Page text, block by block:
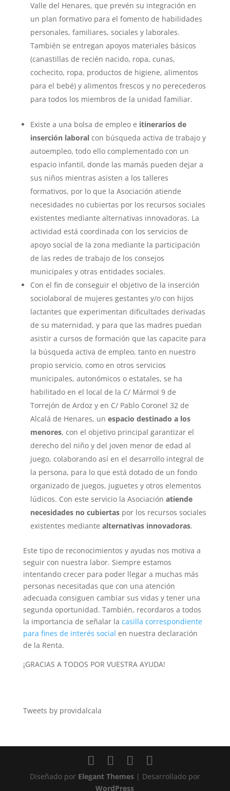
Valle del Henares, que prevén su integración en
un plan formativo para el fomento de habilidades
personales, familiares, sociales y laborales.
También se entregan apoyos materiales básicos
(canastillas de recién nacido, ropa, cunas,
cochecito, ropa, productos de higiene, alimentos
para el bebé) y alimentos frescos y no perecederos
para todos los miembros de la unidad familiar.
Existe a una bolsa de empleo e itinerarios de
inserción laboralcon búsqueda activa de trabajo y
autoempleo, todo ello complementado con un
espacio infantil, donde las mamás pueden dejar a
sus niños mientras asisten a los talleres
formativos, por lo que la Asociación atiende
necesidades no cubiertas por los recursos sociales
existentes mediante alternativas innovadoras. La
actividad está coordinada con los servicios de
apoyo social de la zona mediante la participación
de las redes de trabajo de los consejos
municipales y otras entidades sociales.
Con el fin de conseguir el objetivo de la inserción
sociolaboral de mujeres gestantes y/o con hijos
lactantes que experimentan dificultades derivadas
de su maternidad, y para que las madres puedan
asistir a cursos de formación que las capacite para
la búsqueda activa de empleo, tanto en nuestro
propio servicio, como en otros servicios
municipales, autonómicos o estatales, se ha
habilitado en el local de la C/ Mármol 9 de
Torrejón de Ardoz y en C/ Pablo Coronel 32 de
Alcalá de Henares, un espacio destinado a los
menores, con el objetivo principal garantizar el
derecho del niño y del joven menor de edad al
juego, colaborando así en el desarrollo integral de
la persona, para lo que está dotado de un fondo
organizado de juegos, juguetes y otros elementos
lúdicos. Con este servicio la Asociación atiende
necesidades no cubiertaspor los recursos sociales
existentes mediante alternativas innovadoras.
Este tipo de reconocimientos y ayudas nos motiva a
seguir con nuestra labor. Siempre estamos
intentando crecer para poder llegar a muchas más
personas necesitadas que con una atención
adecuada consiguen cambiar sus vidas y tener una
segunda oportunidad. También, recordaros a todos
la importancia de señalar la casilla correspondiente
para fines de interés social en nuestra declaración
de la Renta.
¡GRACIAS A TODOS POR VUESTRA AYUDA!
Tweets by providalcala
Diseñado por Elegant Themes| Desarrollado por
WordPress